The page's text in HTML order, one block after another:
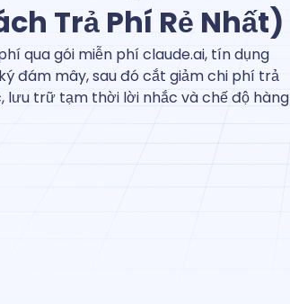
Trả Phí Rẻ Nhất)
qua gói miễn phí claude.ai, tín dụng
đám mây, sau đó cắt giảm chi phí trả
lưu trữ tạm thời lời nhắc và chế độ hàng